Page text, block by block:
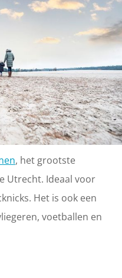
, het grootste
Utrecht. Ideaal voor
Het is ook een
voetballen en